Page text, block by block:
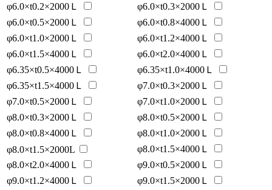
φ6.0×t0.2×2000Ｌ
φ6.0×t0.3×2000Ｌ
φ6.0×t0.5×2000Ｌ
φ6.0×t0.8×4000Ｌ
φ6.0×t1.0×2000Ｌ
φ6.0×t1.2×4000Ｌ
φ6.0×t1.5×4000Ｌ
φ6.0×t2.0×4000Ｌ
φ6.35×t0.5×4000Ｌ
φ6.35×t1.0×4000Ｌ
φ6.35×t1.5×4000Ｌ
φ7.0×t0.3×2000Ｌ
φ7.0×t0.5×2000Ｌ
φ7.0×t1.0×2000Ｌ
φ8.0×t0.3×2000Ｌ
φ8.0×t0.5×2000Ｌ
φ8.0×t0.8×4000Ｌ
φ8.0×t1.0×2000Ｌ
φ8.0×t1.5×2000L
φ8.0×t1.5×4000Ｌ
φ8.0×t2.0×4000Ｌ
φ9.0×t0.5×2000Ｌ
φ9.0×t1.2×4000Ｌ
φ9.0×t1.5×2000Ｌ